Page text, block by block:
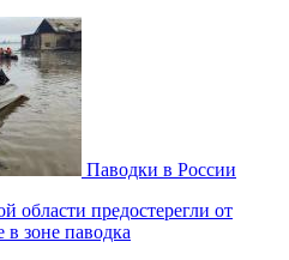
Паводки в России
области предостерегли от
в зоне паводка